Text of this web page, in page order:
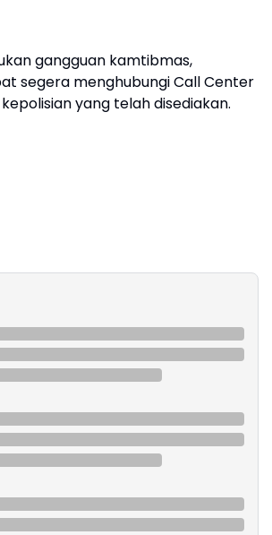
gangguan kamtibmas,
segera menghubungi Call Center
yang telah disediakan.